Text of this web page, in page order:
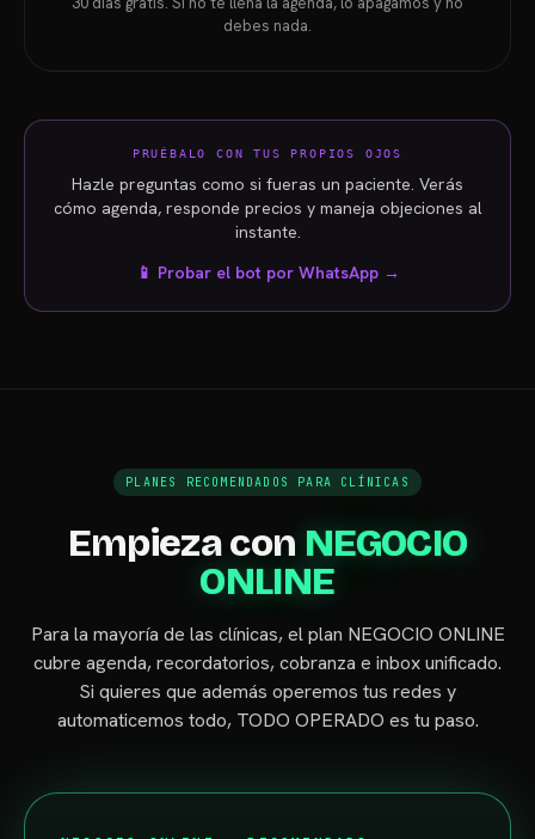
debes nada.
PRUÉBALO CON TUS PROPIOS OJOS
Hazle preguntas como si fueras un paciente. Verás
cómo agenda, responde precios y maneja objeciones al
instante.
📱 Probar el bot por WhatsApp →
PLANES RECOMENDADOS PARA CLÍNICAS
Empieza con NEGOCIO
ONLINE
Para la mayoría de las clínicas, el plan NEGOCIO ONLINE
cubre agenda, recordatorios, cobranza e inbox unificado.
Si quieres que además operemos tus redes y
automaticemos todo, TODO OPERADO es tu paso.